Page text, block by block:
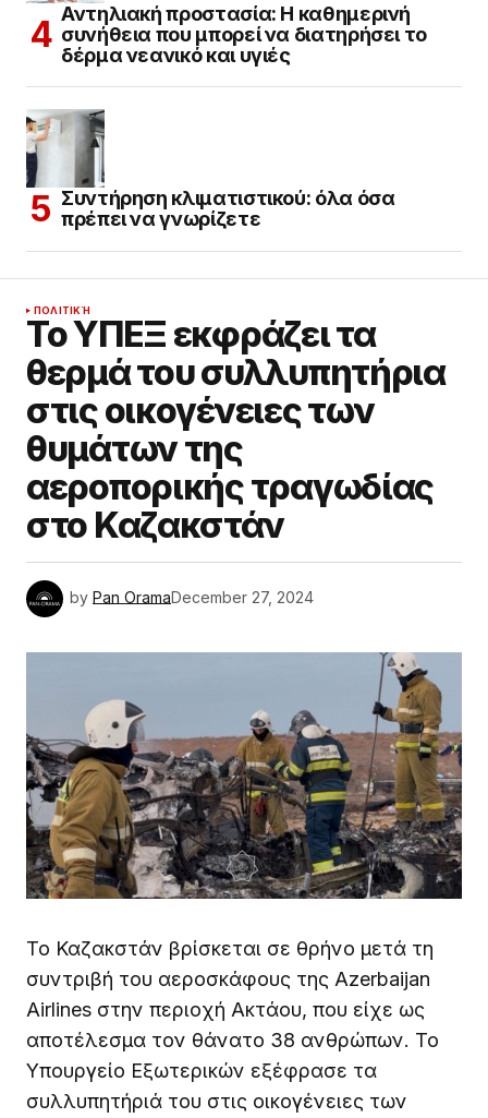
Αντηλιακή προστασία: Η καθημερινή
συνήθεια που μπορεί να διατηρήσει το
δέρμα νεανικό και υγιές
Συντήρηση κλιματιστικού: όλα όσα
πρέπει να γνωρίζετε
ΠΟΛΙΤΙΚΉ
Το ΥΠΕΞ εκφράζει τα
θερμά του συλλυπητήρια
στις οικογένειες των
θυμάτων της
αεροπορικής τραγωδίας
στο Καζακστάν
by Pan OramaDecember 27, 2024
Το Καζακστάν βρίσκεται σε θρήνο μετά τη
συντριβή του αεροσκάφους της Azerbaijan
Airlines στην περιοχή Ακτάου, που είχε ως
αποτέλεσμα τον θάνατο 38 ανθρώπων. Το
Υπουργείο Εξωτερικών εξέφρασε τα
συλλυπητήριά του στις οικογένειες των